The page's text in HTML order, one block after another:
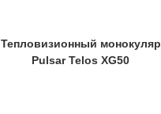
Тепловизионный монокуляр
Pulsar Telos XG50